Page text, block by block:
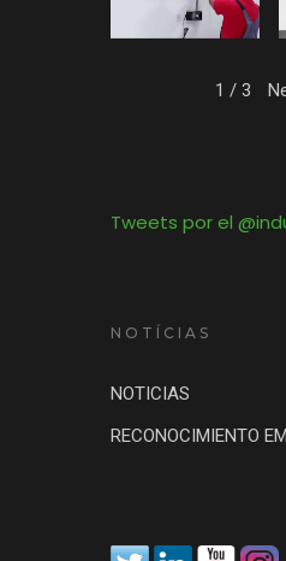
1 / 3
Tweets por el
NOTÍCIAS
NOTICIAS
RECONOCIMIENTO